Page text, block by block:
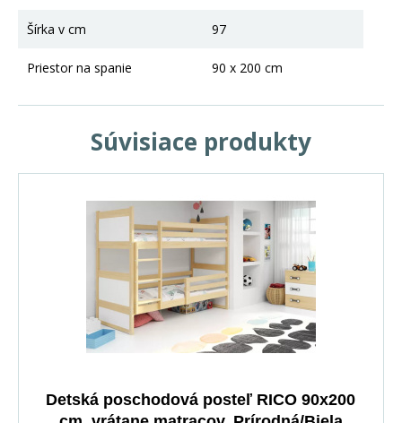
Šírka v cm 97
Priestor na spanie 90 x 200 cm
Súvisiace produkty
Detská poschodová posteľ RICO 90x200